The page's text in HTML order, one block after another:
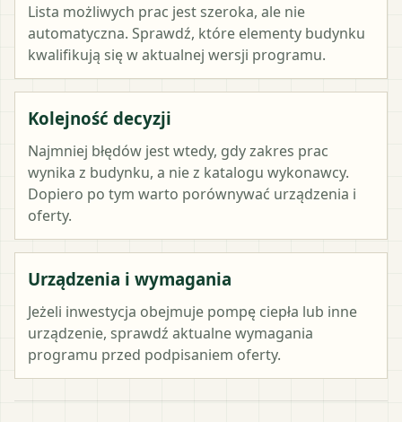
Lista możliwych prac jest szeroka, ale nie
automatyczna. Sprawdź, które elementy budynku
kwalifikują się w aktualnej wersji programu.
Kolejność decyzji
Najmniej błędów jest wtedy, gdy zakres prac
wynika z budynku, a nie z katalogu wykonawcy.
Dopiero po tym warto porównywać urządzenia i
oferty.
Urządzenia i wymagania
Jeżeli inwestycja obejmuje pompę ciepła lub inne
urządzenie, sprawdź aktualne wymagania
programu przed podpisaniem oferty.